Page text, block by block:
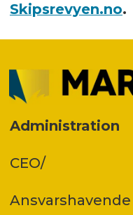
Skipsrevyen.no.
Administration
CEO/